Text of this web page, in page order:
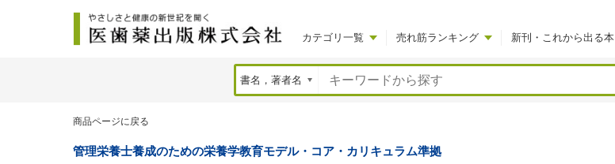
カテゴリ一覧 売れ筋ランキング 新刊・これから出る本
商品ページに戻る
管理栄養士養成のための栄養学教育モデル・コア・カリキュラム準拠